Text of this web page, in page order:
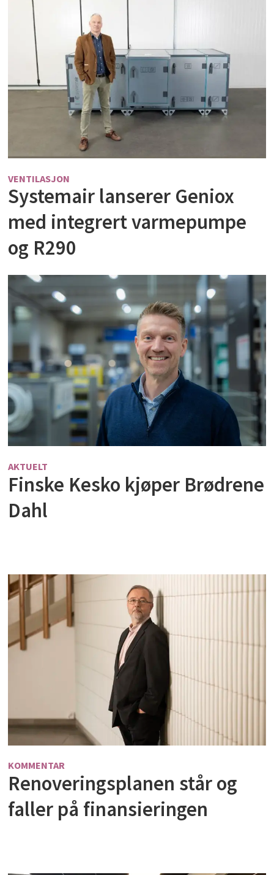
VENTILASJON
Systemair lanserer Geniox
med integrert varmepumpe
og R290
AKTUELT
Finske Kesko kjøper Brødrene
Dahl
KOMMENTAR
Renoveringsplanen står og
faller på finansieringen